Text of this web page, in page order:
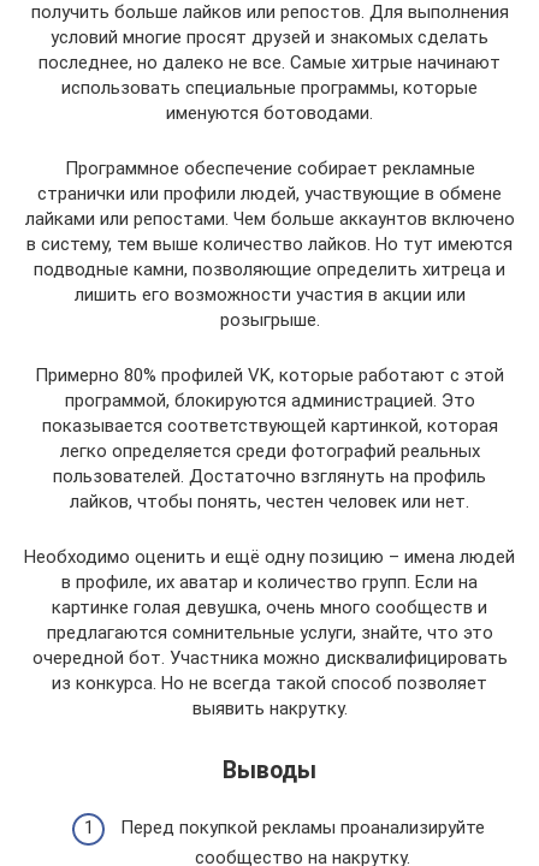
получить больше лайков или репостов. Для выполнения
условий многие просят друзей и знакомых сделать
последнее, но далеко не все. Самые хитрые начинают
использовать специальные программы, которые
именуются ботоводами.
Программное обеспечение собирает рекламные
странички или профили людей, участвующие в обмене
лайками или репостами. Чем больше аккаунтов включено
в систему, тем выше количество лайков. Но тут имеются
подводные камни, позволяющие определить хитреца и
лишить его возможности участия в акции или
розыгрыше.
Примерно 80% профилей VK, которые работают с этой
программой, блокируются администрацией. Это
показывается соответствующей картинкой, которая
легко определяется среди фотографий реальных
пользователей. Достаточно взглянуть на профиль
лайков, чтобы понять, честен человек или нет.
Необходимо оценить и ещё одну позицию – имена людей
в профиле, их аватар и количество групп. Если на
картинке голая девушка, очень много сообществ и
предлагаются сомнительные услуги, знайте, что это
очередной бот. Участника можно дисквалифицировать
из конкурса. Но не всегда такой способ позволяет
выявить накрутку.
Выводы
Перед покупкой рекламы проанализируйте
сообщество на накрутку.